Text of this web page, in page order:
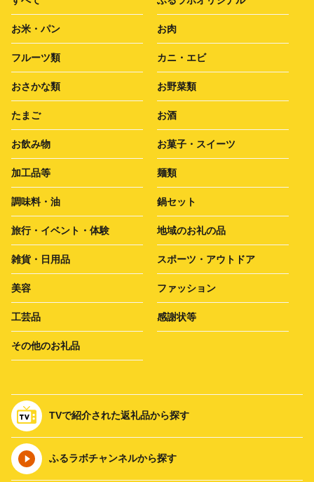
お米・パン お肉
フルーツ類 カニ・エビ
おさかな類 お野菜類
たまご お酒
お飲み物 お菓子・スイーツ
加工品等 麺類
調味料・油 鍋セット
旅行・イベント・体験 地域のお礼の品
雑貨・日用品 スポーツ・アウトドア
美容 ファッション
工芸品 感謝状等
その他のお礼品
TVで紹介された返礼品から探す
ふるラボチャンネルから探す